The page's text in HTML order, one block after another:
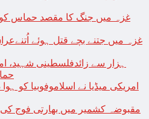
غزہ میں جنگ کا مقصد حماس
امریکی میڈیا نے اسلاموفوبیا کو
مقبوضہ کشمیر میں بھارتی فوج